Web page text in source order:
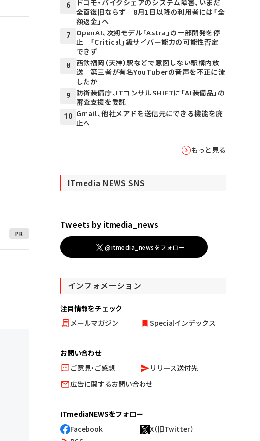
PR
6
ドコモ・バイクシェアのシステム障害、いまだ
全面復旧ならず 8月1日以降の利用者には「全
額返金」へ
7
OpenAI、次期モデル「Astra」の一部開発を停
止 「Critical」級サイバー能力の可能性否定
できず
8
西鉄福岡（天神）駅などで意図しない駅構内放
送 第三者が有名YouTuberの音声を不正に流
したか
9
防衛装備庁、ITコンサルSHIFTに「AI装備品」の
審査支援を委託
10 Gmail、他社メアドを送信元にできる機能を廃
止へ
もっと見る
ITmedia NEWS SNS
Tweets by itmedia_news
@itmedia_newsをフォロー
インフォメーション
注目情報をチェック
メールマガジン
Specialインデックス
お問い合わせ
ご意見・ご感想
リリース送付先
広告に関するお問い合わせ
ITmediaNEWSをフォロー
Facebook
X（旧Twitter）